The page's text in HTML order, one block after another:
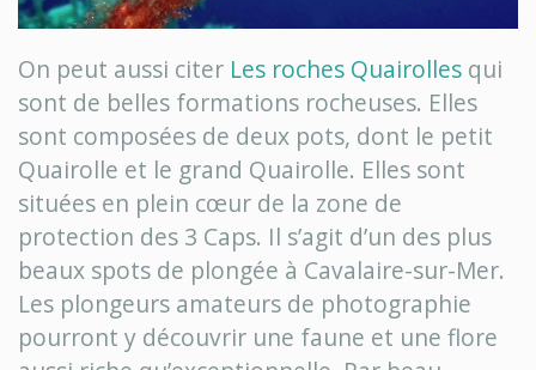
On peut aussi citer Les roches Quairolles qui
sont de belles formations rocheuses. Elles
sont composées de deux pots, dont le petit
Quairolle et le grand Quairolle. Elles sont
situées en plein cœur de la zone de
protection des 3 Caps. Il s’agit d’un des plus
beaux spots de plongée à Cavalaire-sur-Mer.
Les plongeurs amateurs de photographie
pourront y découvrir une faune et une flore